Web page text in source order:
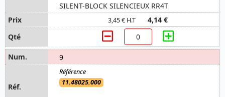
SILENT-BLOCK SILENCIEUX RR4T
3,45 € H.T 4,14 €
9
11.48025.000